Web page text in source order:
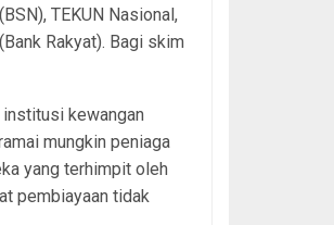
TEKUN Nasional,
Rakyat). Bagi skim
institusi kewangan
mungkin peniaga
yang terhimpit oleh
pembiayaan tidak